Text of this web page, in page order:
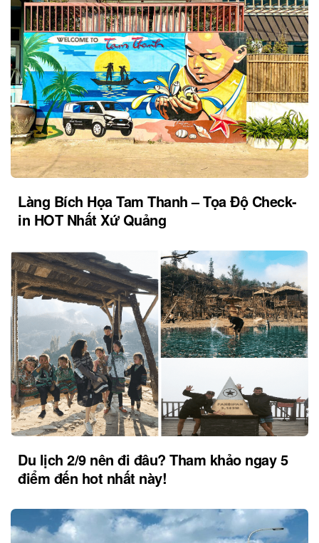
Làng Bích Họa Tam Thanh – Tọa Độ Check-
in HOT Nhất Xứ Quảng
Du lịch 2/9 nên đi đâu? Tham khảo ngay 5
điểm đến hot nhất này!